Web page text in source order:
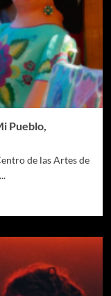
Pueblo,
de las Artes de